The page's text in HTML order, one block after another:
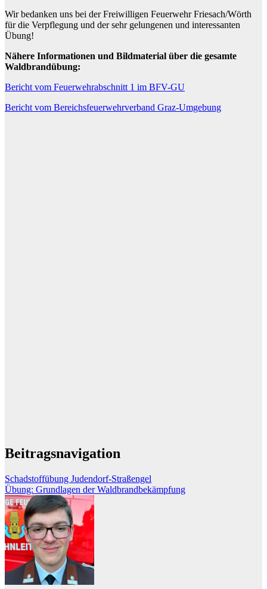
Wir bedanken uns bei der Freiwilligen Feuerwehr Friesach/Wörth
für die Verpflegung und der sehr gelungenen und interessanten
Übung!
Nähere Informationen und Bildmaterial über die gesamte
Waldbrandübung:
Bericht vom Feuerwehrabschnitt 1 im BFV-GU
Bericht vom Bereichsfeuerwehrverband Graz-Umgebung
Beitragsnavigation
Schadstoffübung Judendorf-Straßengel
Übung: Grundlagen der Waldbrandbekämpfung